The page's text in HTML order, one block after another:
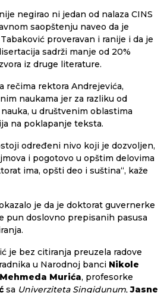
nije negirao ni jedan od nalaza CINS
saopštenju naveo da je
proveravan i ranije i da je
sadrži manje od 20%
iz druge literature.
rečima rektora Andrejevića,
naukama jer za razliku od
u društvenim oblastima
na poklapanje teksta.
određeni nivo koji je dozvoljen,
i pogotovo u opštim delovima
ima, opšti deo i suština“, kaže
je da je doktorat guvernerke
pun doslovno prepisanih pasusa
je bez citiranja preuzela radove
u Narodnoj banci Nikole
Mehmeda Murića, profesorke
sa Univerziteta Singidunum, Jasne